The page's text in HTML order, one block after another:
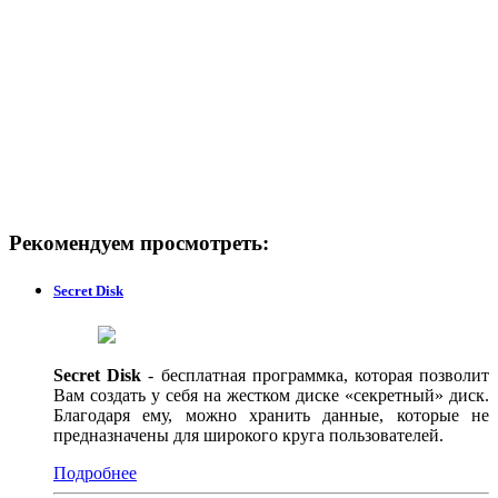
Рекомендуем просмотреть:
Secret Disk
Secret Disk - бесплатная программка, которая позволит
Вам создать у себя на жестком диске «секретный» диск.
Благодаря ему, можно хранить данные, которые не
предназначены для широкого круга пользователей.
Подробнее